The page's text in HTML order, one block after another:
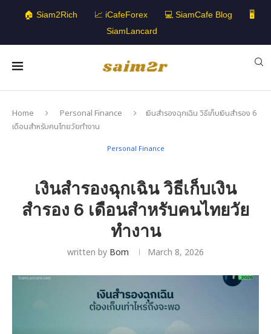
🏠 Siam2Rich 📈 iCafeForex 💻 SiamCafe Blog
🖥️
SiamLancard
Home Personal Finance
เงินสำรองฉุกเฉิน วิธีเก็บเงินสำรอง 6
เดือนสำหรับคนไทยวัยทำงาน
Personal Finance
เงินสำรองฉุกเฉิน วิธีเก็บเงิน
สำรอง 6 เดือนสำหรับคนไทยวัย
ทำงาน
written by Bom March 8, 2026